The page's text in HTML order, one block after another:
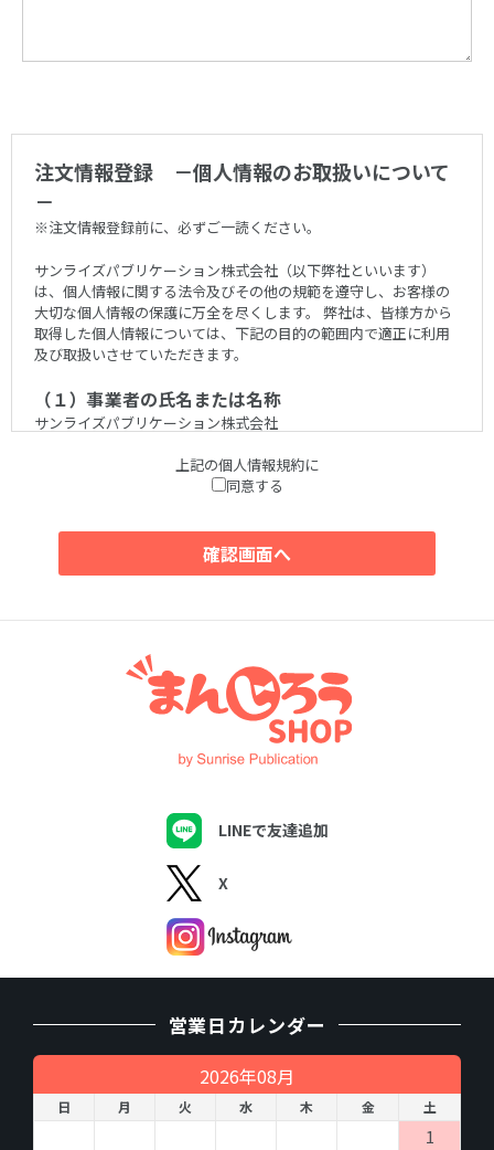
注文情報登録 －個人情報のお取扱いについて
－
※注文情報登録前に、必ずご一読ください。
サンライズパブリケーション株式会社（以下弊社といいます）
は、個人情報に関する法令及びその他の規範を遵守し、お客様の
大切な個人情報の保護に万全を尽くします。 弊社は、皆様方から
取得した個人情報については、下記の目的の範囲内で適正に利用
及び取扱いさせていただきます。
（１）事業者の氏名または名称
サンライズパブリケーション株式会社
（２）個人情報保護管理者
（３）個人情報の利用目的
ご入力いただいた個人情報は、下記のために利用致します。
1.会員登録時
会員登録
2.商品ご購入前後
資料、サンプルの送付
お問い合わせへの対応
商品およびサービスの発送、納品、実施
商品、サービス、催し物のご案内の送付
（４）個人情報の第三者提供について
取得した個人情報を第三者に提供することはありません。
（５）個人情報の取扱いの委託について
取得した個人情報の取扱いの一部を委託業者に委託することがあ
ります。委託に際しては、個人情報の保護水準が、当社が設定す
います。
（６）開示対象個人情報の開示等および問い合わせ窓
口について
ご本人からの求めにより、当社が保有する開示対象個人情報の利
用目的の通知・開示・内容の訂正・追加または削除・利用の停
止・消去および第三者への提供の 停止（「開示等」といいま
上記の個人情報規約に
同意する
LINEで友達追加
X
営業日カレンダー
2026年08月
日 月 火 水 木 金 土
1